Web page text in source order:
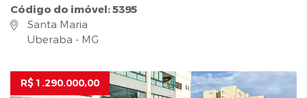
Código do imóvel: 5395
Santa Maria
Uberaba - MG
R$ 1.290.000,00